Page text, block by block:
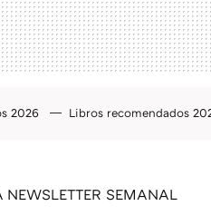
2026 Libros recomendados
NEWSLETTER SEMANAL